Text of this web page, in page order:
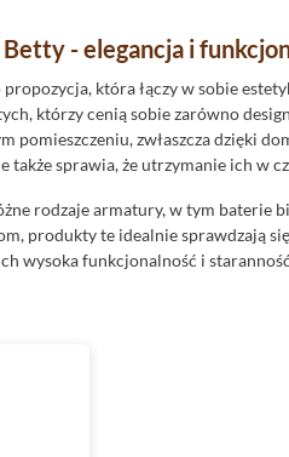
- elegancja i
która łączy w sobie
którzy cenią sobie zarówno
pomieszczeniu, zwłaszcza dzięki
także sprawia, że utrzymanie ich w
rodzaje armatury, w tym baterie
produkty te idealnie sprawdzają
wysoka funkcjonalność i
co czyni je jednymi z najbardziej